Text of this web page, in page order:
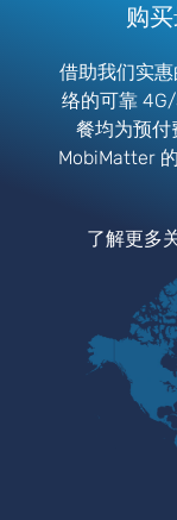
购
借助我们实
络的可靠
餐均为预付
MobiMatter
了解更多